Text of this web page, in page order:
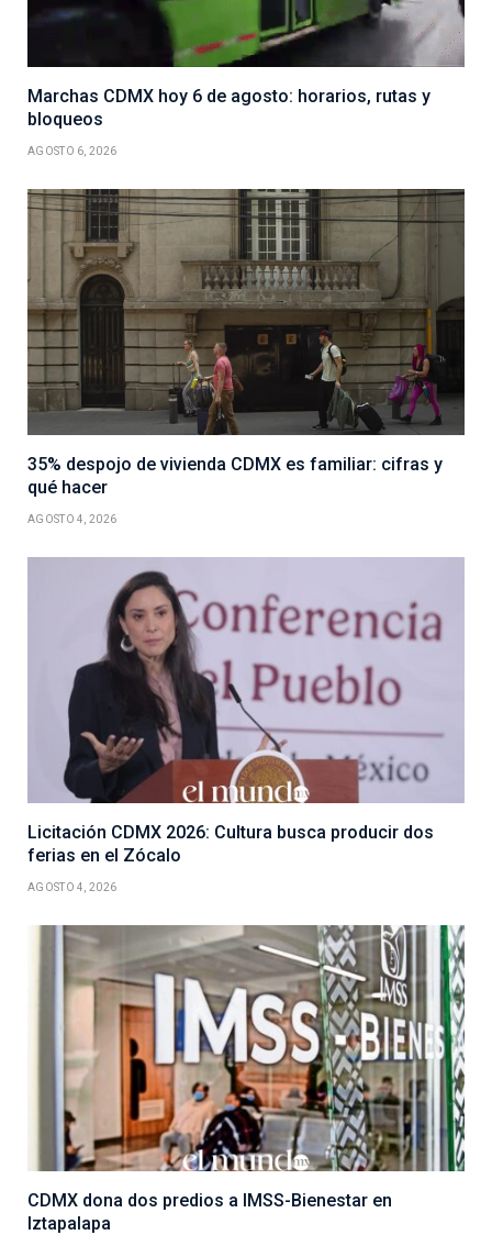
Marchas CDMX hoy 6 de agosto: horarios, rutas y
bloqueos
AGOSTO 6, 2026
35% despojo de vivienda CDMX es familiar: cifras y
qué hacer
AGOSTO 4, 2026
Licitación CDMX 2026: Cultura busca producir dos
ferias en el Zócalo
AGOSTO 4, 2026
CDMX dona dos predios a IMSS-Bienestar en
Iztapalapa